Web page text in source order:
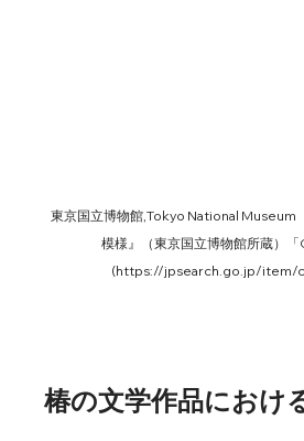
東京国立博物館,Tokyo National Museum
模様』（東京国立博物館所蔵）
(https://jpsearch.go.jp/item/
椿の文学作品におけ